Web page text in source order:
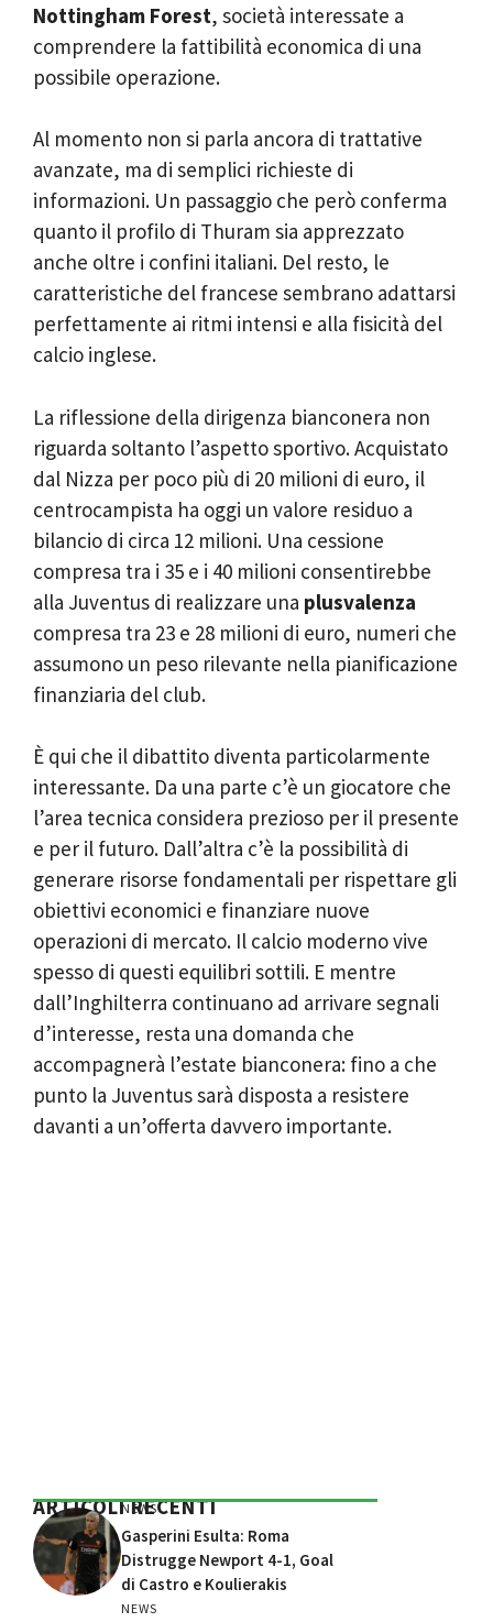
Nottingham Forest, società interessate a
comprendere la fattibilità economica di una
possibile operazione.
Al momento non si parla ancora di trattative
avanzate, ma di semplici richieste di
informazioni. Un passaggio che però conferma
quanto il profilo di Thuram sia apprezzato
anche oltre i confini italiani. Del resto, le
caratteristiche del francese sembrano adattarsi
perfettamente ai ritmi intensi e alla fisicità del
calcio inglese.
La riflessione della dirigenza bianconera non
riguarda soltanto l’aspetto sportivo. Acquistato
dal Nizza per poco più di 20 milioni di euro, il
centrocampista ha oggi un valore residuo a
bilancio di circa 12 milioni. Una cessione
compresa tra i 35 e i 40 milioni consentirebbe
alla Juventus di realizzare una plusvalenza
compresa tra 23 e 28 milioni di euro, numeri che
assumono un peso rilevante nella pianificazione
finanziaria del club.
È qui che il dibattito diventa particolarmente
interessante. Da una parte c’è un giocatore che
l’area tecnica considera prezioso per il presente
e per il futuro. Dall’altra c’è la possibilità di
generare risorse fondamentali per rispettare gli
obiettivi economici e finanziare nuove
operazioni di mercato. Il calcio moderno vive
spesso di questi equilibri sottili. E mentre
dall’Inghilterra continuano ad arrivare segnali
d’interesse, resta una domanda che
accompagnerà l’estate bianconera: fino a che
punto la Juventus sarà disposta a resistere
davanti a un’offerta davvero importante.
ARTICOLI RECENTI
NEWS
Gasperini Esulta: Roma
Distrugge Newport 4-1, Goal
di Castro e Koulierakis
NEWS